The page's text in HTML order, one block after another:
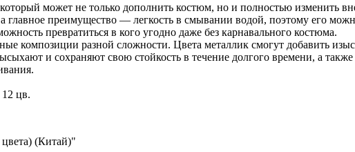
может не только дополнить костюм, но и полностью изменить
преимущество — легкость в смывании водой, поэтому его
превратиться в кого угодно даже без карнавального костюма.
композиции разной сложности. Цвета металлик смогут добавить
и сохраняют свою стойкость в течение долгого времени, а
цв.
(Китай)"